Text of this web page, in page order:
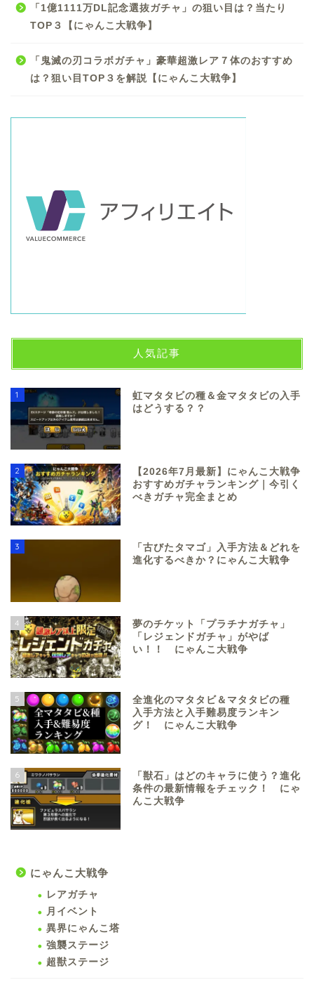
「1億1111万DL記念選抜ガチャ」の狙い目は？当たり
TOP３【にゃんこ大戦争】
「鬼滅の刃コラボガチャ」豪華超激レア７体のおすすめ
は？狙い目TOP３を解説【にゃんこ大戦争】
人気記事
1
虹マタタビの種＆金マタタビの入手
はどうする？？
2
【2026年7月最新】にゃんこ大戦争
おすすめガチャランキング｜今引く
べきガチャ完全まとめ
3
「古びたタマゴ」入手方法＆どれを
進化するべきか？にゃんこ大戦争
4
夢のチケット「プラチナガチャ」
「レジェンドガチャ」がやば
い！！ にゃんこ大戦争
5
全進化のマタタビ＆マタタビの種
入手方法と入手難易度ランキン
グ！ にゃんこ大戦争
6
「獣石」はどのキャラに使う？進化
条件の最新情報をチェック！ にゃ
んこ大戦争
にゃんこ大戦争
レアガチャ
月イベント
異界にゃんこ塔
強襲ステージ
超獣ステージ